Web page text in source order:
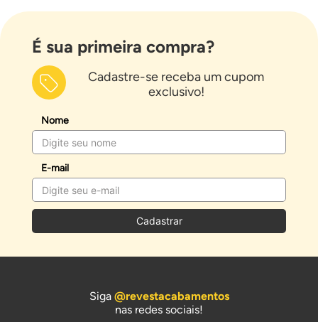
É sua primeira compra?
Cadastre-se receba um cupom
exclusivo!
Nome
E-mail
Cadastrar
Siga @revestacabamentos
nas redes sociais!